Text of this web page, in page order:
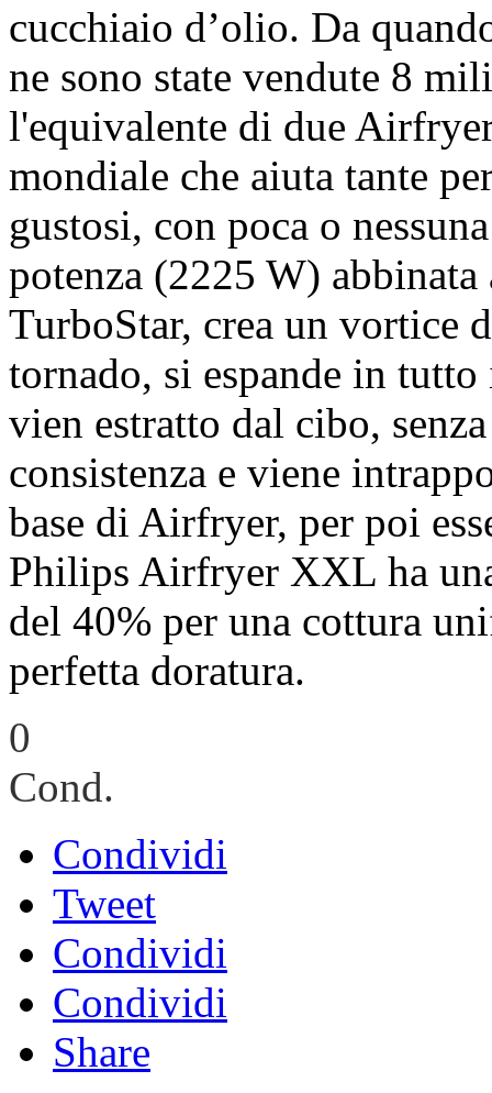
cucchiaio d’olio. Da
ne sono state vendute 8
l'equivalente di due
mondiale che aiuta tante
gustosi, con poca o
potenza (2225 W)
TurboStar, crea un vortice
tornado, si espande in
vien estratto dal cibo,
consistenza e viene
base di Airfryer, per poi
Philips Airfryer XXL ha
del 40% per una cottura
perfetta doratura.
0
Cond.
Condividi
Tweet
Condividi
Condividi
Share